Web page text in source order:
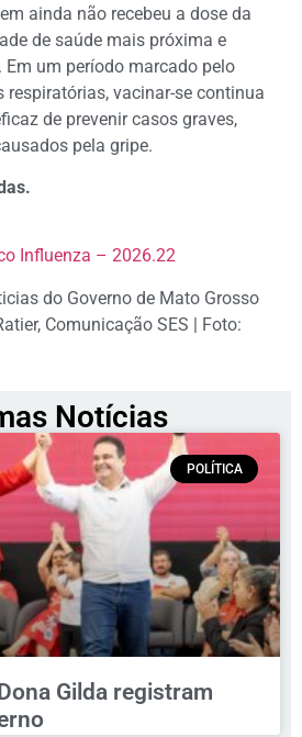
ainda não recebeu a dose da
de saúde mais próxima e
um período marcado pelo
respiratórias, vacinar-se continua
de prevenir casos graves,
pela gripe.
Influenza – 2026.22
do Governo de Mato Grosso
Comunicação SES | Foto:
Notícias
POLÍTICA
Gilda registram